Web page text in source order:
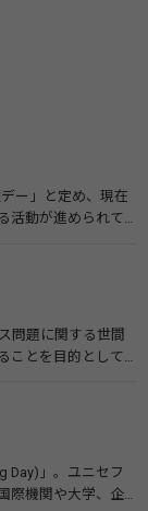
ー」と定め、現在
活動が進められて
問題に関する世間
とを目的として、
省）
Day)」。ユニセフ
際機関や大学、企